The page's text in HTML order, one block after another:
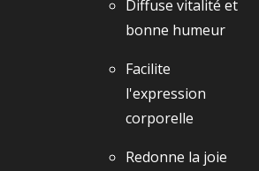
Diffuse vitalité et
bonne humeur
Facilite
l'expression
corporelle
Redonne la joie